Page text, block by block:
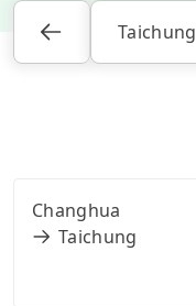
Taichung
Changhua
Taichung